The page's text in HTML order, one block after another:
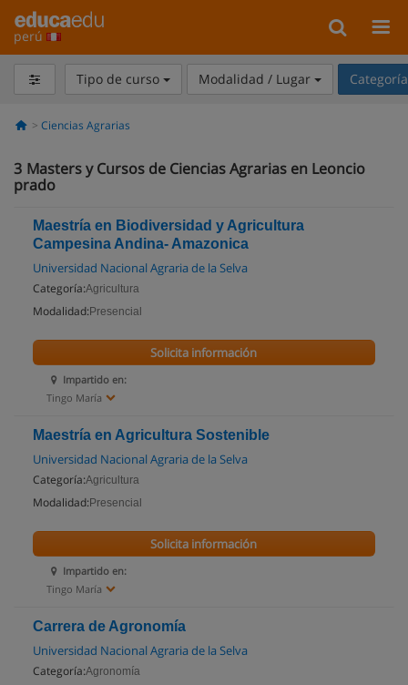
perú
Tipo de curso Modalidad / Lugar
Ciencias Agrarias
3 Masters y Cursos de Ciencias Agrarias en Leoncio
prado
Maestría en Biodiversidad y Agricultura
Campesina Andina- Amazonica
Universidad Nacional Agraria de la Selva
Categoría:Agricultura
Modalidad: Presencial
Impartido en:
Tingo María
Solicita información
Maestría en Agricultura Sostenible
Universidad Nacional Agraria de la Selva
Categoría:Agricultura
Modalidad: Presencial
Impartido en:
Tingo María
Solicita información
Carrera de Agronomía
Universidad Nacional Agraria de la Selva
Categoría:Agronomía